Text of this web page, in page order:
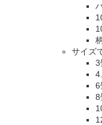
サイズ
3
6
8